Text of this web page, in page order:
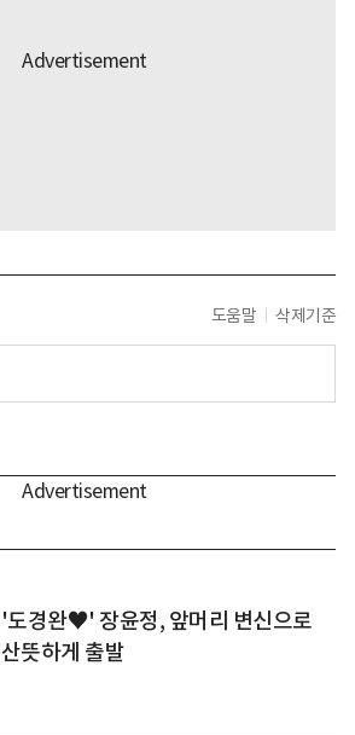
도움말 삭제기준
'도경완♥' 장윤정, 앞머리 변신으로
산뜻하게 출발